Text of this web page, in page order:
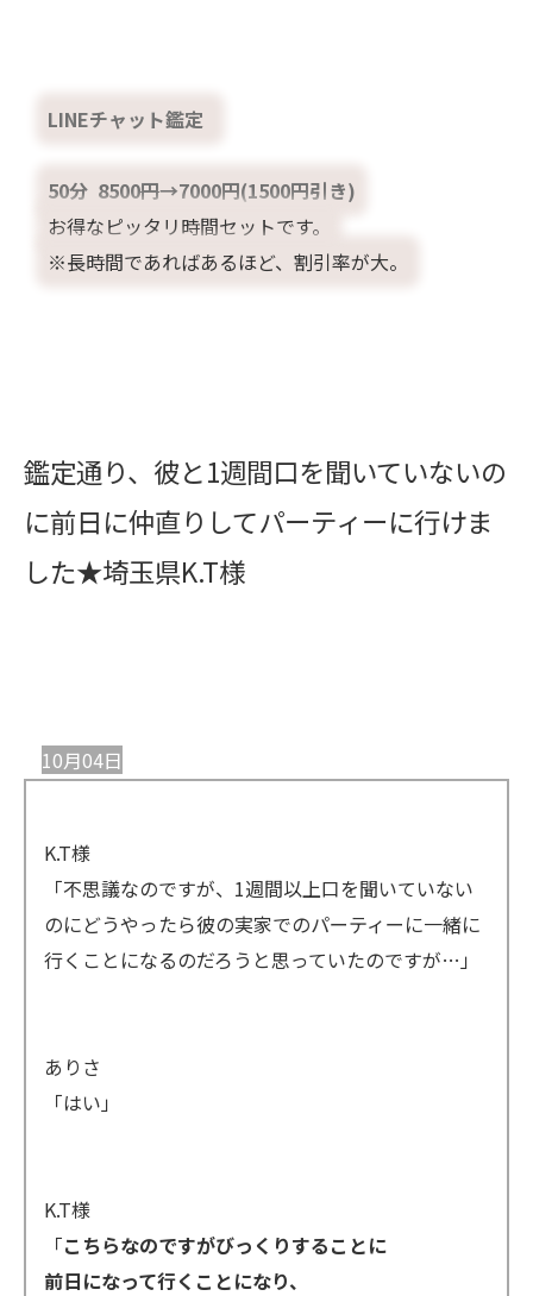
LINEチャット鑑定
50分 8500円→7000円(1500円引き)
お得なピッタリ時間セットです。
※長時間であればあるほど、割引率が大。
鑑定通り、彼と1週間口を聞いていないの
に前日に仲直りしてパーティーに行けま
した★埼玉県K.T様
10月04日
K.T様
「不思議なのですが、1週間以上口を聞いていない
のにどうやったら彼の実家でのパーティーに一緒に
行くことになるのだろうと思っていたのですが…」
ありさ
「はい」
K.T様
「こちらなのですがびっくりすることに
前日になって行くことになり、